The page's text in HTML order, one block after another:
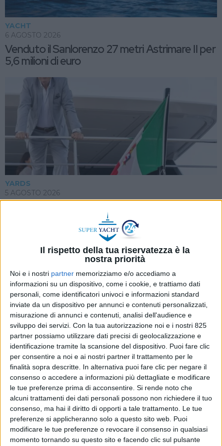
Il rispetto della tua riservatezza è la
nostra priorità
Noi e i nostri partner memorizziamo e/o accediamo a
informazioni su un dispositivo, come i cookie, e trattiamo dati
personali, come identificatori univoci e informazioni standard
inviate da un dispositivo per annunci e contenuti personalizzati,
misurazione di annunci e contenuti, analisi dell'audience e
sviluppo dei servizi. Con la tua autorizzazione noi e i nostri 825
partner possiamo utilizzare dati precisi di geolocalizzazione e
identificazione tramite la scansione del dispositivo. Puoi fare clic
per consentire a noi e ai nostri partner il trattamento per le
finalità sopra descritte. In alternativa puoi fare clic per negare il
consenso o accedere a informazioni più dettagliate e modificare
le tue preferenze prima di acconsentire. Si rende noto che
alcuni trattamenti dei dati personali possono non richiedere il tuo
consenso, ma hai il diritto di opporti a tale trattamento. Le tue
preferenze si applicheranno solo a questo sito web. Puoi
modificare le tue preferenze o revocare il consenso in qualsiasi
momento tornando su questo sito e facendo clic sul pulsante
Venduto il Sanlorenzo 27 metri Astrimare II per
5,6 milioni di euro
YACHT
6 AGOSTO 2026
Ferretti Group: “Dobbiamo essere i più
YARDS
5 AGOSTO 2026
De Wave spinge sullo yachting con
investimenti a Villesse e 150 assunzioni
5 AGOSTO 2026
ULTIME NOTIZIE